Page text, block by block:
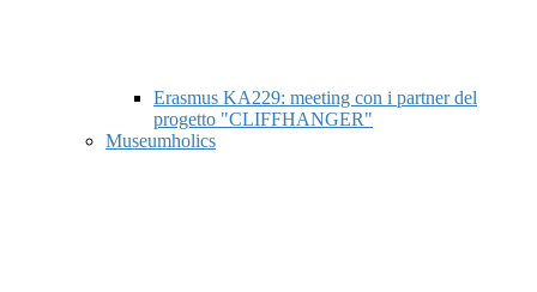
Erasmus KA229: meeting con i partner del
progetto "CLIFFHANGER"
Museumholics